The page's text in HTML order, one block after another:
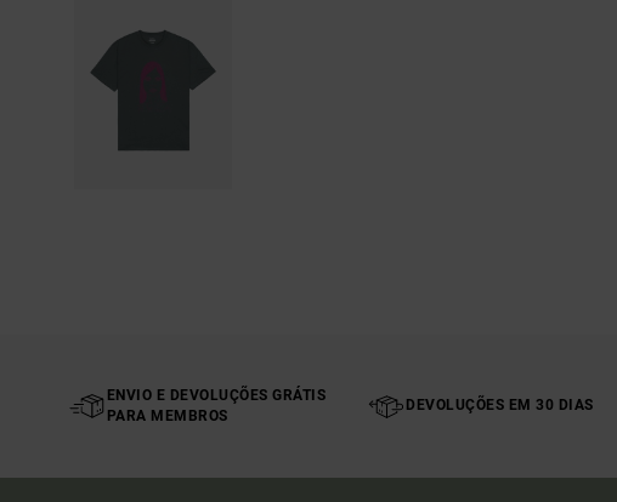
ENVIO E DEVOLUÇÕES GRÁTIS
PARA MEMBROS
DEVOLUÇÕES EM 30 DIAS